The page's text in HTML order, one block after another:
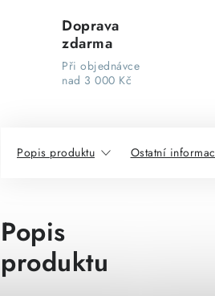
Doprava
zdarma
Při objednávce
nad 3 000 Kč
Popis produktu Ostatní
Popis
produktu